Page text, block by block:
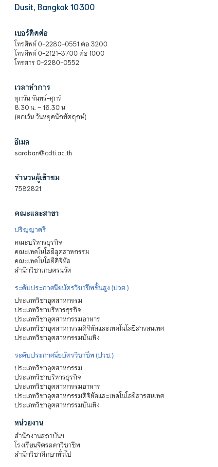
Dusit, Bangkok 10300
เบอร์ติดต่อ
โทรศัพท์ 0-2280-0551 ต่อ 3200
โทรศัพท์ 0-2121-3700 ต่อ 1000
โทรสาร 0-2280-0552
เวลาทำการ
ทุกวัน จันทร์-ศุกร์
8.30 น. – 16.30 น.
(ยกเว้น วันหยุดนักขัตฤกษ์)
อีเมล
saraban@cdti.ac.th
จำนวนผู้เข้าชม
7582821
คณะและสาขา
ปริญญาตรี
คณะบริหารธุรกิจ
คณะเทคโนโลยีอุตสาหกรรม
คณะเทคโนโลยีดิจิทัล
สำนักวิชาเกษตรนวัต
ระดับประกาศนียบัตรวิชาชีพชั้นสูง (ปวส.)
ประเภทวิชาอุตสาหกรรม
ประเภทวิชาบริหารธุรกิจ
ประเภทวิชาอุตสาหกรรมอาหาร
ประเภทวิชาอุตสาหกรรมดิจิทัลและเทคโนโลยีสารสนเทศ
ประเภทวิชาอุตสาหกรรมบันเทิง
ระดับประกาศนียบัตรวิชาชีพ (ปวช.)
ประเภทวิชาอุตสาหกรรม
ประเภทวิชาบริหารธุรกิจ
ประเภทวิชาอุตสาหกรรมอาหาร
ประเภทวิชาอุตสาหกรรมดิจิทัลและเทคโนโลยีสารสนเทศ
ประเภทวิชาอุตสาหกรรมบันเทิง
หน่วยงาน
สำนักงานสถาบันฯ
โรงเรียนจิตรลดาวิชาชีพ
สำนักวิชาศึกษาทั่วไป